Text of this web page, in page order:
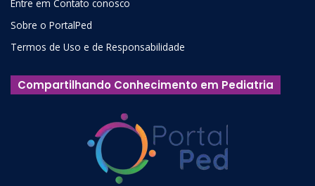
Entre em Contato conosco
Sobre o PortalPed
Termos de Uso e de Responsabilidade
Compartilhando Conhecimento em Pediatria